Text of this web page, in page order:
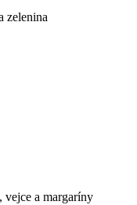
zelenina
vejce a margaríny